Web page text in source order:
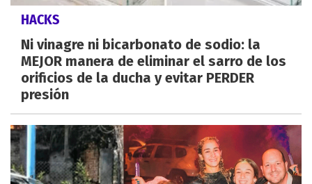
HACKS
Ni vinagre ni bicarbonato de sodio: la
MEJOR manera de eliminar el sarro de los
orificios de la ducha y evitar PERDER
presión